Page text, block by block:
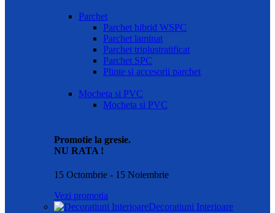
Parchet
Parchet hibrid WSPC
Parchet laminat
Parchet triplustratificat
Parchet SPC
Plinte si accesorii parchet
Mocheta si PVC
Mocheta si PVC
Promotie la gresie.
NU RATA !
15 Octombrie - 15 Noiembrie
Vezi promotia
Decoratiuni Interioare